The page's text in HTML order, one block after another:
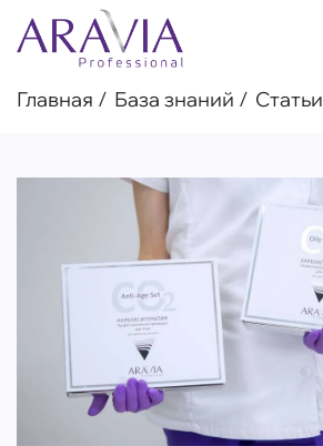
Главная База знаний Статьи